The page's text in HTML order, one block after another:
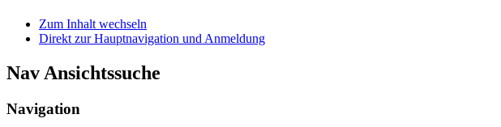
Zum Inhalt wechseln
Direkt zur Hauptnavigation und Anmeldung
Nav Ansichtssuche
Navigation